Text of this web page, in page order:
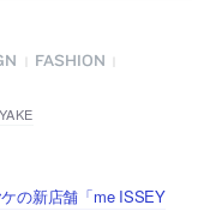
FASHION
の新店舗「me ISSEY